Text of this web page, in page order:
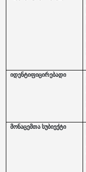
იდენტიფიცირებადი
მონაცემთა სუბიექტი